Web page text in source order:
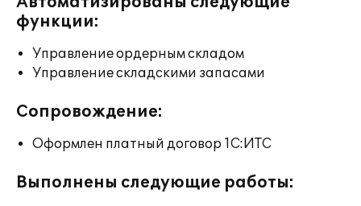
функции:
Управление ордерным складом
Управление складскими запасами
Сопровождение:
Оформлен платный договор 1С:ИТС
Выполнены следующие работы: